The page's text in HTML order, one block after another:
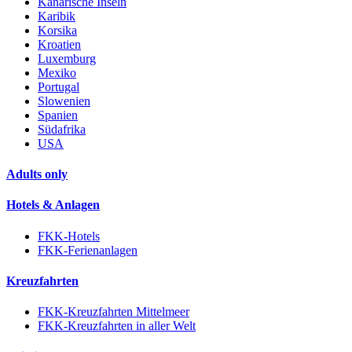
Karibik
Korsika
Kroatien
Luxemburg
Mexiko
Portugal
Slowenien
Spanien
Südafrika
USA
Adults only
Hotels & Anlagen
FKK-Hotels
FKK-Ferienanlagen
Kreuzfahrten
FKK-Kreuzfahrten Mittelmeer
FKK-Kreuzfahrten in aller Welt